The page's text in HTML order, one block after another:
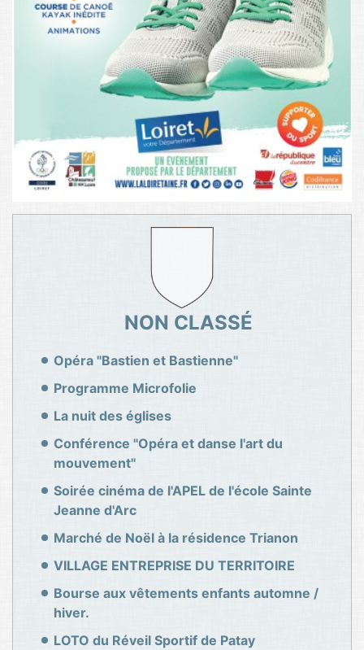
NON CLASSÉ
Opéra "Bastien et Bastienne"
Programme Microfolie
La nuit des églises
Conférence "Opéra et danse l'art du
mouvement"
Soirée cinéma de l'APEL de l'école Sainte
Jeanne d'Arc
Marché de Noël à la résidence Trianon
VILLAGE ENTREPRISE DU TERRITOIRE
Bourse aux vêtements enfants automne /
hiver.
LOTO du Réveil Sportif de Patay